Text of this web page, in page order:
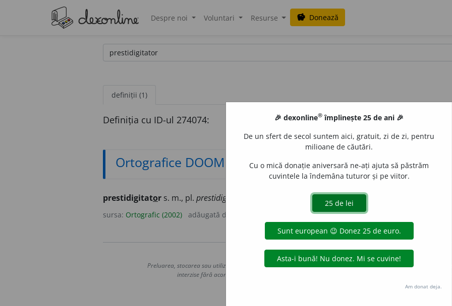
Despre noi Voluntari Resurse savings Donează
definiții (1)
Definiția cu ID-ul 274074:
Ortografice DOOM
prestidigitator s. m., pl. prestidigitat
sursa: Ortografic (2002) adăugată de
Copyright © 2004-2026 dexonline (https://dexonline.ro)
Preluarea, stocarea sau utilizarea datelor de pe acest site, inclusiv prin orice metode de extragere automată
interzise fără acordul nostru prealabil scris, cu excepția seturilor de date oferite oficial spre utilizare
Hosterion
🎉 dexonline® împlinește 25 de ani 🎉
De un sfert de secol suntem aici, gratuit, zi de zi, pentru
milioane de căutări.
Cu o mică donație aniversară ne-ați ajuta să păstrăm
cuvintele la îndemâna tuturor și pe viitor.
Am donat deja.